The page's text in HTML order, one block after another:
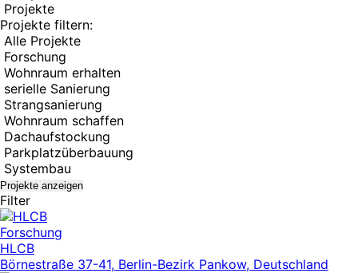
Projekte
Projekte filtern:
Alle Projekte
Forschung
Wohnraum erhalten
serielle Sanierung
Strangsanierung
Wohnraum schaffen
Dachaufstockung
Parkplatzüberbauung
Systembau
Projekte anzeigen
Filter
Forschung
HLCB
Börnestraße 37-41, Berlin-Bezirk Pankow, Deutschland